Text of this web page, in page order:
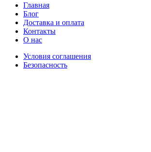
Главная
Блог
Доставка и оплата
Контакты
О нас
Условия соглашения
Безопасность